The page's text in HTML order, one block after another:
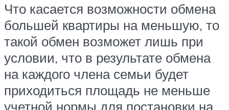
Что касается возможности обмена
большей квартиры на меньшую, то
такой обмен возможет лишь при
условии, что в результате обмена
на каждого члена семьи будет
приходиться площадь не меньше
учетной нормы для постановки на